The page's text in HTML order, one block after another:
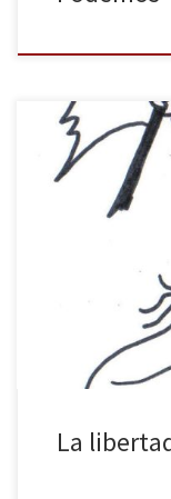
Detalle de la
Delacroix, La
caso, la libertad
La